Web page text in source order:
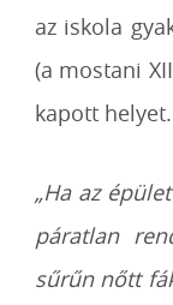
az iskola
(a mostani
kapott helyet.
„Ha az
páratlan
sűrűn nőtt